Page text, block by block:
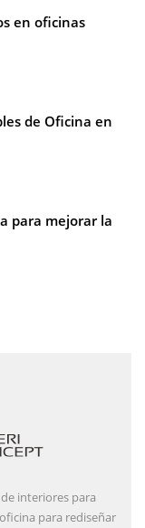
en oficinas
de Oficina en
para mejorar la
interiores para
para rediseñar